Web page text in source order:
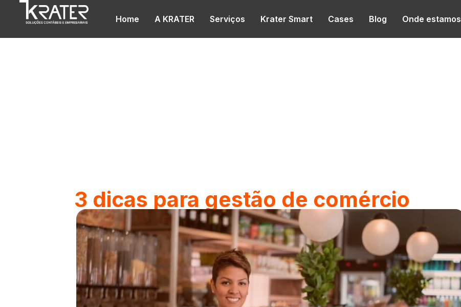
Home A KRATER Serviços Krater Smart Cases Blog Onde estamos
3 dicas para gestão de comércio